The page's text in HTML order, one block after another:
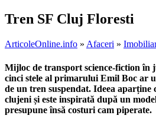
Tren SF Cluj Floresti
ArticoleOnline.info » Afaceri »
Mijloc de transport science-fiction în
cinci stele al primarului Emil Boc ar
de un tren suspendat. Ideea
clujeni și este inspirată după un
presupune însă costuri cam piperate.